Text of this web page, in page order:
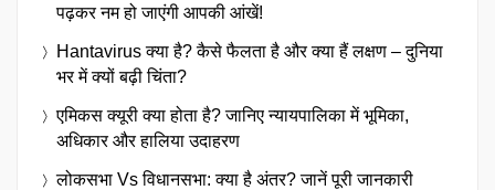
पढ़कर नम हो जाएंगी आपकी आंखें!
Hantavirus क्या है? कैसे फैलता है और क्या हैं लक्षण – दुनिया
भर में क्यों बढ़ी चिंता?
एमिकस क्यूरी क्या होता है? जानिए न्यायपालिका में भूमिका,
अधिकार और हालिया उदाहरण
लोकसभा Vs विधानसभा: क्या है अंतर? जानें पूरी जानकारी